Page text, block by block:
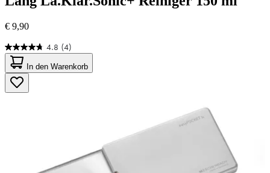
€ 9,90
4.8 (4)
4.8
von
5
Sternen.
4
In den Warenkorb